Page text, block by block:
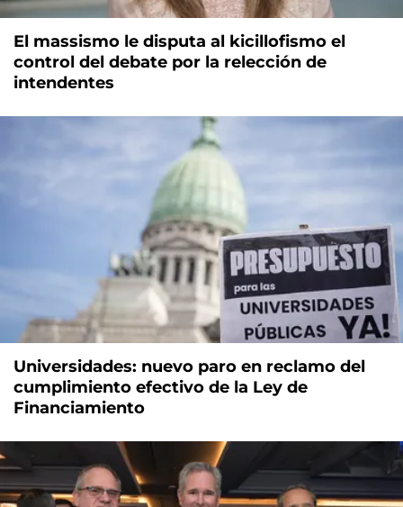
El massismo le disputa al kicillofismo el
control del debate por la relección de
intendentes
Universidades: nuevo paro en reclamo del
cumplimiento efectivo de la Ley de
Financiamiento